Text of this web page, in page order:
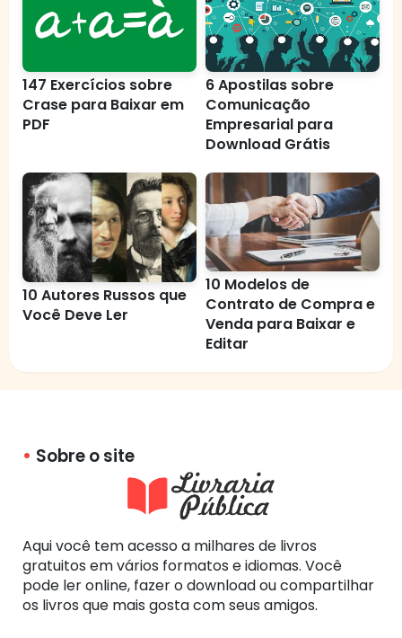
147 Exercícios sobre
Crase para Baixar em
PDF
6 Apostilas sobre
Comunicação
Empresarial para
Download Grátis
10 Autores Russos que
Você Deve Ler
10 Modelos de
Contrato de Compra e
Venda para Baixar e
Editar
Sobre o site
Aqui você tem acesso a milhares de livros
gratuitos em vários formatos e idiomas. Você
pode ler online, fazer o download ou compartilhar
os livros que mais gosta com seus amigos.